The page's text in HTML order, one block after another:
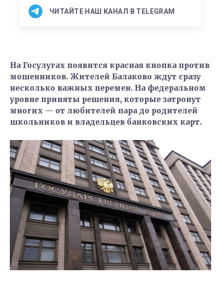
ЧИТАЙТЕ НАШ КАНАЛ В TELEGRAM
На Госулугах появится красная кнопка против
мошенников. Жителей Балаково ждут сразу
несколько важных перемен. На федеральном
уровне приняты решения, которые затронут
многих — от любителей пара до родителей
школьников и владельцев банковских карт.